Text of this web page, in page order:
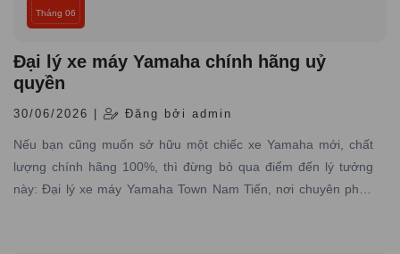
Tháng 06
Đại lý xe máy Yamaha chính hãng uỷ
quyền
30/06/2026 | Đăng bởi admin
Nếu bạn cũng muốn sở hữu một chiếc xe Yamaha mới, chất
lượng chính hãng 100%, thì đừng bỏ qua điểm đến lý tưởng
này: Đại lý xe máy Yamaha Town Nam Tiến, nơi chuyên phân